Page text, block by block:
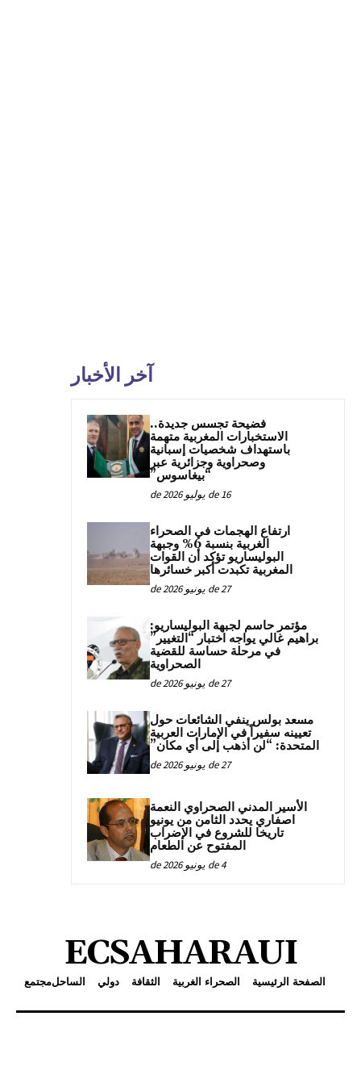
آخر الأخبار
فضيحة تجسس جديدة..
الاستخبارات المغربية متهمة
باستهداف شخصيات إسبانية
وصحراوية وجزائرية عبر
“بيغاسوس”
16 de يوليو de 2026
ارتفاع الهجمات في الصحراء
الغربية بنسبة 6% وجبهة
البوليساريو تؤكد أن القوات
المغربية تكبدت أكبر خسائرها
27 de يونيو de 2026
مؤتمر حاسم لجبهة البوليساريو:
براهيم غالي يواجه اختبار “التغيير”
في مرحلة حساسة للقضية
الصحراوية
27 de يونيو de 2026
مسعد بولس ينفي الشائعات حول
تعيينه سفيراً في الإمارات العربية
المتحدة: “لن أذهب إلى أي مكان”
27 de يونيو de 2026
الأسير المدني الصحراوي النعمة
اصفاري يحدد الثامن من يونيو
تاريخا للشروع في الإضراب
المفتوح عن الطعام
4 de يونيو de 2026
ECSAHARAUI
الصفحة الرئيسية الصحراء الغربية الثقافة دولي الساحلمجتمع